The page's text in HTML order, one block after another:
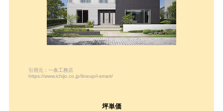
引用元：一条工務店
https://www.ichijo.co.jp/lineup/i-smart/